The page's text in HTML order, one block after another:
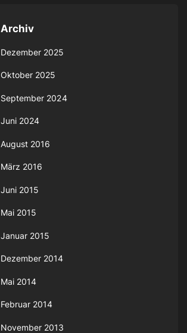
Archiv
Dezember 2025
Oktober 2025
September 2024
Juni 2024
August 2016
März 2016
Juni 2015
Mai 2015
Januar 2015
Dezember 2014
Mai 2014
Februar 2014
November 2013